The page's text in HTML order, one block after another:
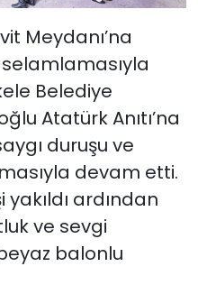
Meydanı’na
Belediye
Atatürk Anıtı’na
duruşu ve
devam etti.
ardından
ve sevgi
balonlu